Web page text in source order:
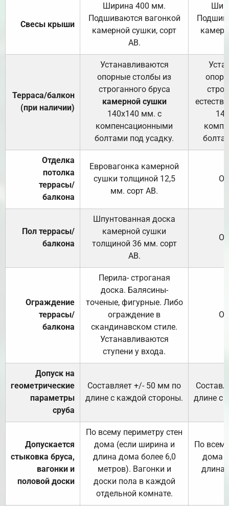
Свесы крыши
Ширина 400 мм.
Подшиваются вагонкой
камерной сушки, сорт
АВ.
Терраса/балкон
(при наличии)
Устанавливаются
опорные столбы из
строганного бруса
камерной сушки
140х140 мм. с
компенсационными
болтами под усадку.
Отделка
потолка
террасы/
балкона
Евровагонка камерной
сушки толщиной 12,5
мм. сорт АВ.
Пол террасы/
балкона
Шпунтованная доска
камерной сушки
толщиной 36 мм. сорт
АВ.
Ограждение
террасы/
балкона
Перила- строганая
доска. Балясины-
точеные, фигурные. Либо
ограждение в
скандинавском стиле.
Устанавливаются
ступени у входа.
Допуск на
геометрические
параметры
сруба
Составляет +/- 50 мм по
длине с каждой стороны.
длине с
Допускается
стыковка бруса,
вагонки и
половой доски
По всему периметру стен
дома (если ширина и
длина дома более 6,0
метров). Вагонки и
доски пола в каждой
отдельной комнате.
По
дома
длина